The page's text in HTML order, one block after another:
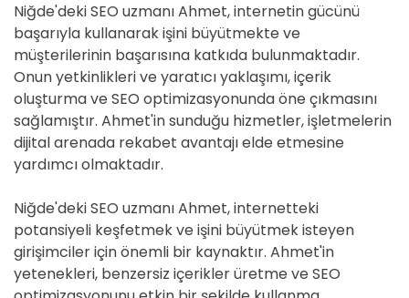
Niğde'deki SEO uzmanı Ahmet, internetin gücünü
başarıyla kullanarak işini büyütmekte ve
müşterilerinin başarısına katkıda bulunmaktadır.
Onun yetkinlikleri ve yaratıcı yaklaşımı, içerik
oluşturma ve SEO optimizasyonunda öne çıkmasını
sağlamıştır. Ahmet'in sunduğu hizmetler, işletmelerin
dijital arenada rekabet avantajı elde etmesine
yardımcı olmaktadır.
Niğde'deki SEO uzmanı Ahmet, internetteki
potansiyeli keşfetmek ve işini büyütmek isteyen
girişimciler için önemli bir kaynaktır. Ahmet'in
yetenekleri, benzersiz içerikler üretme ve SEO